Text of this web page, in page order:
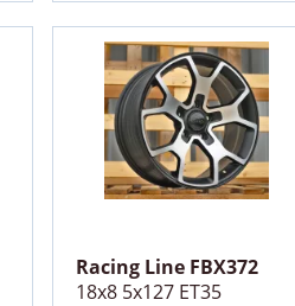
Racing Line FBX372
18x8 5x127 ET35